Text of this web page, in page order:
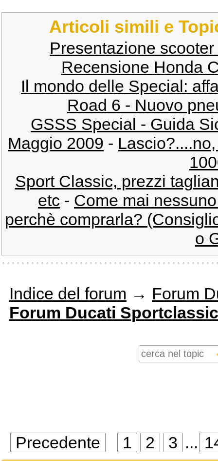
Articoli simili e
Presentazione
Recensione Honda
Il mondo delle Special:
Road 6 - Nuovo
GSSS Special - Guida
Maggio 2009 -
Sport Classic, prezzi
etc - Come mai
perchè comprarla?
o
Indice del forum → Forum
Forum Ducati Sportclassic
Precedente 1 2 3 ...